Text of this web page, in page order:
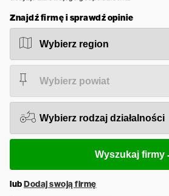
Znajdź firmę i sprawdź opinie
Wyszukaj firmy
lubDodaj swoją firmę